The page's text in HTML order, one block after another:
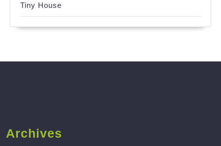
Tiny House
Archives